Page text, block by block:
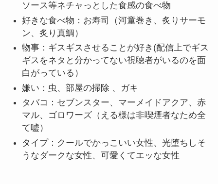
ソース等ネチャっとした食感の食べ物
好きな食べ物：お寿司（河童巻き、炙りサーモ
ン、炙り真鯛）
物事：ギスギスさせることが好き(配信上でギス
ギスをネタと分かってない視聴者がいるのを面
白がっている）
嫌い：虫、部屋の掃除 、ガキ
タバコ：セブンスター、マーメイドアクア、赤
マル、ゴロワーズ（える様は非喫煙者なため全
て嘘）
タイプ：クールでかっこいい女性、光堕ちしそ
うなダークな女性、可愛くてエッな女性